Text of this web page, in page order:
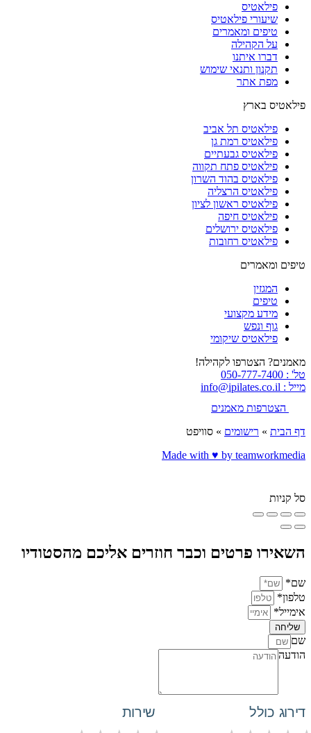
פילאטיס
שיעורי פילאטיס
טיפים ומאמרים
על הקהילה
דברו איתנו
תקנון ותנאי שימוש
מפת אתר
פילאטיס בארץ
פילאטיס תל אביב
פילאטיס רמת גן
פילאטיס גבעתיים
פילאטיס פתח תקווה
פילאטיס בהוד השרון
פילאטיס הרצליה
פילאטיס ראשון לציון
פילאטיס חיפה
פילאטיס ירושלים
פילאטיס רחובות
טיפים ומאמרים
המגזין
טיפים
מידע מקצועי
גוף ונפש
פילאטיס שיקומי
מאמנים? הצטרפו לקהילה!
טל' : 050-777-7400
מייל : info@ipilates.co.il
הצטרפות מאמנים
דף הבית » רישומים » סוויפט
Made with ♥️ by teamworkmedia
סל קניות
השאירו פרטים וכבר חוזרים אליכם מהסטודיו
שם*
טלפון*
אימייל*
שליחה
שם
הודעה
דירוג כולל שירות